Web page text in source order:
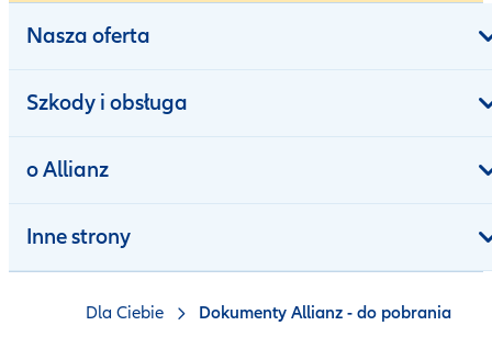
Nasza oferta
Szkody i obsługa
o Allianz
Inne strony
Dla Ciebie Dokumenty Allianz - do pobrania